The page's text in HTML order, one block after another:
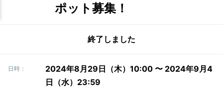
ポット募集！
終了しました
日時：
2024年8月29日（木）10:00 〜 2024年9月4
日（水）23:59